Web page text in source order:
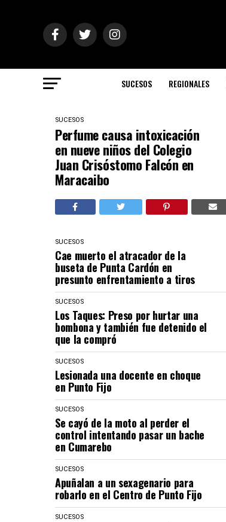
SUCESOS REGIONALES
SUCESOS
Perfume causa intoxicación
en nueve niños del Colegio
Juan Crisóstomo Falcón en
Maracaibo
SUCESOS
Cae muerto el atracador de la
buseta de Punta Cardón en
presunto enfrentamiento a tiros
SUCESOS
Los Taques: Preso por hurtar una
bombona y también fue detenido el
que la compró
SUCESOS
Lesionada una docente en choque
en Punto Fijo
SUCESOS
Se cayó de la moto al perder el
control intentando pasar un bache
en Cumarebo
SUCESOS
Apuñalan a un sexagenario para
robarlo en el Centro de Punto Fijo
SUCESOS